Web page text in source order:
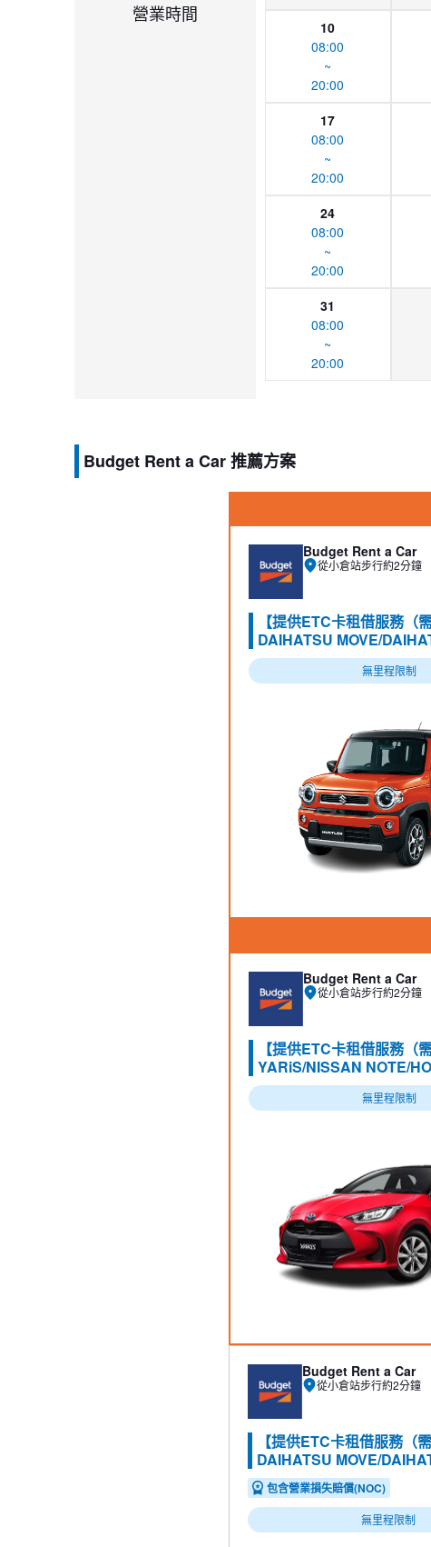
營業時間
10
08:00
~
20:00
17
08:00
~
20:00
24
08:00
~
20:00
31
08:00
~
20:00
Budget Rent a Car 推薦方案
Budget Rent a Car
從小倉站步行約2分鐘
【提供ETC卡租借服務
DAIHATSU MOVE/
無里程限制
Budget Rent a Car
從小倉站步行約2分鐘
【提供ETC卡租借服務（
YARiS/NISSAN NOTE/
無里程限制
Budget Rent a Car
從小倉站步行約2分鐘
【提供ETC卡租借服務
DAIHATSU MOVE/
包含營業損失賠償(NOC)
無里程限制